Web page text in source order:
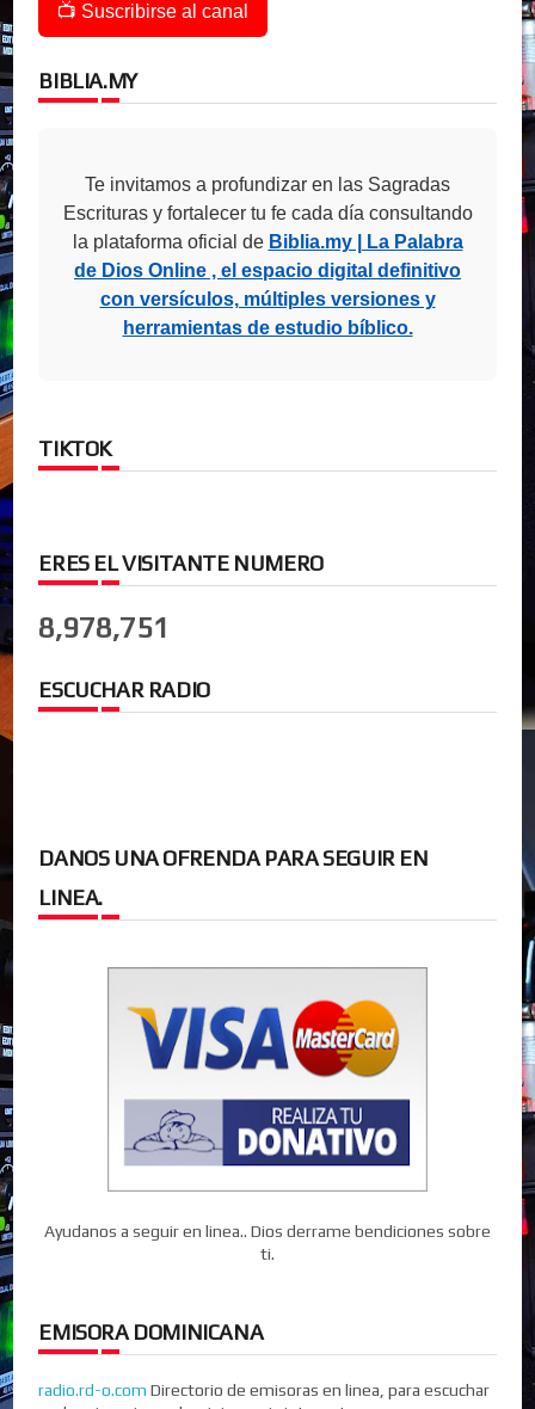
📺 Suscribirse al canal
BIBLIA.MY
Te invitamos a profundizar en las Sagradas
Escrituras y fortalecer tu fe cada día consultando
la plataforma oficial de Biblia.my | La Palabra
de Dios Online , el espacio digital definitivo
con versículos, múltiples versiones y
herramientas de estudio bíblico.
TIKTOK
ERES EL VISITANTE NUMERO
8,978,751
ESCUCHAR RADIO
DANOS UNA OFRENDA PARA SEGUIR EN
LINEA.
Ayudanos a seguir en linea.. Dios derrame bendiciones sobre
ti.
EMISORA DOMINICANA
radio.rd-o.com Directorio de emisoras en linea, para escuchar